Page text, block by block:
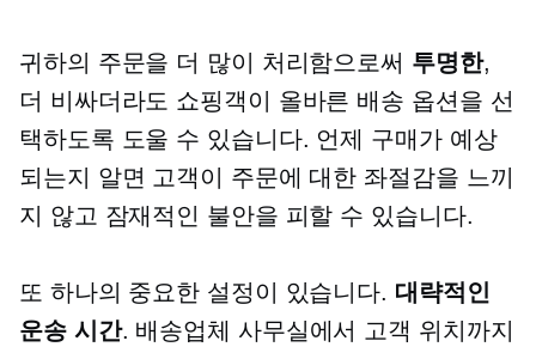
귀하의 주문을 더 많이 처리함으로써 투명한,
더 비싸더라도 쇼핑객이 올바른 배송 옵션을 선
택하도록 도울 수 있습니다. 언제 구매가 예상
되는지 알면 고객이 주문에 대한 좌절감을 느끼
지 않고 잠재적인 불안을 피할 수 있습니다.
또 하나의 중요한 설정이 있습니다. 대략적인
운송 시간. 배송업체 사무실에서 고객 위치까지